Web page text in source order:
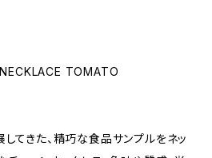
TOMATO
てきた、精巧な食品サンプルをネッ